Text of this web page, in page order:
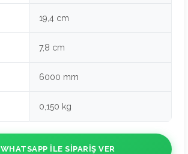
19,4 cm
7,8 cm
6000 mm
0,150 kg
WHATSAPP ILE SIPARIŞ VER